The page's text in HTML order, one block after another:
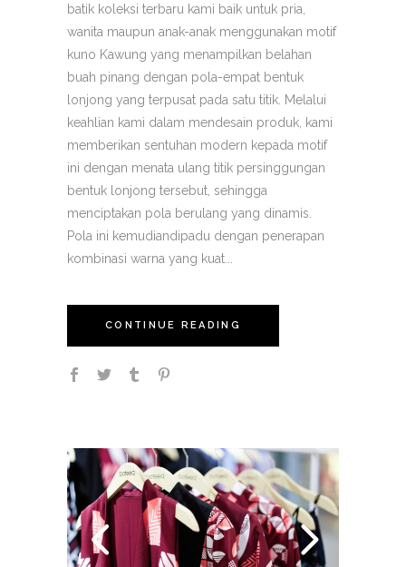
batik koleksi terbaru kami baik untuk pria,
wanita maupun anak-anak menggunakan motif
kuno Kawung yang menampilkan belahan
buah pinang dengan pola-empat bentuk
lonjong yang terpusat pada satu titik. Melalui
keahlian kami dalam mendesain produk, kami
memberikan sentuhan modern kepada motif
ini dengan menata ulang titik persinggungan
bentuk lonjong tersebut, sehingga
menciptakan pola berulang yang dinamis.
Pola ini kemudiandipadu dengan penerapan
kombinasi warna yang kuat...
CONTINUE READING